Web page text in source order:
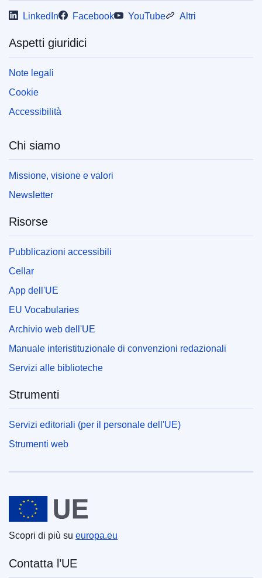
LinkedIn Facebook YouTube Altri
Aspetti giuridici
Note legali
Cookie
Accessibilità
Chi siamo
Missione, visione e valori
Newsletter
Risorse
Pubblicazioni accessibili
Cellar
App dell'UE
EU Vocabularies
Archivio web dell'UE
Manuale interistituzionale di convenzioni redazionali
Servizi alle biblioteche
Strumenti
Servizi editoriali (per il personale dell'UE)
Strumenti web
Unione europea
Scopri di più su europa.eu
Contatta l’UE